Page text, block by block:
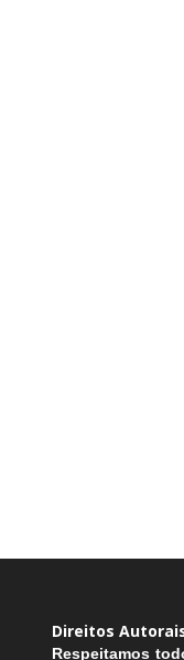
Direitos
Respeitamos